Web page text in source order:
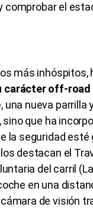
comprobar el
más inhóspitos,
carácter off-road
nueva parrilla
que ha
la seguridad
destacan el
del carril
en una
de visión